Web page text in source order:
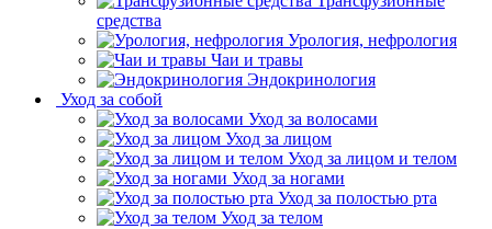
средства
Урология, нефрология
Чаи и травы
Эндокринология
Уход за собой
Уход за волосами
Уход за лицом
Уход за лицом и телом
Уход за ногами
Уход за полостью рта
Уход за телом